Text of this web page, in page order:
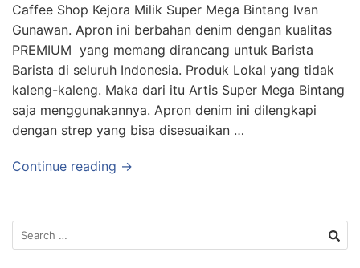
Caffee Shop Kejora Milik Super Mega Bintang Ivan
Gunawan. Apron ini berbahan denim dengan kualitas
PREMIUM yang memang dirancang untuk Barista
Barista di seluruh Indonesia. Produk Lokal yang tidak
kaleng-kaleng. Maka dari itu Artis Super Mega Bintang
saja menggunakannya. Apron denim ini dilengkapi
dengan strep yang bisa disesuaikan …
Continue reading →